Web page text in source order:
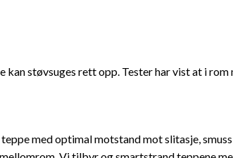
kan støvsuges rett opp. Tester har vist at i
med optimal motstand mot slitasje,